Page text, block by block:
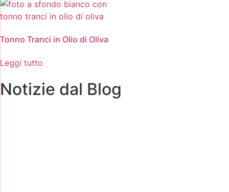
Tonno Tranci in Olio di Oliva
Leggi tutto
Notizie dal Blog